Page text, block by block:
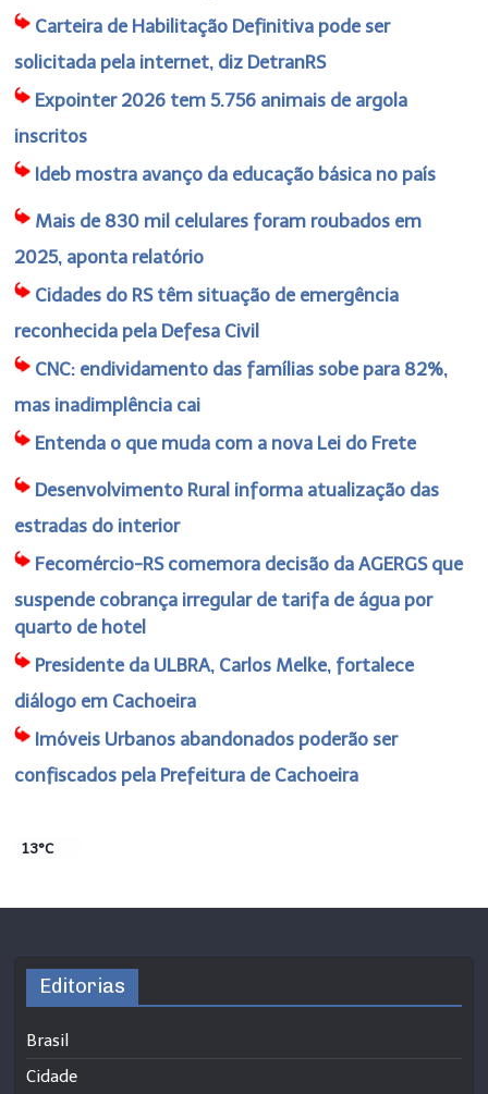
Carteira de Habilitação Definitiva pode ser
solicitada pela internet, diz DetranRS
Expointer 2026 tem 5.756 animais de argola
inscritos
Ideb mostra avanço da educação básica no país
Mais de 830 mil celulares foram roubados em
2025, aponta relatório
Cidades do RS têm situação de emergência
reconhecida pela Defesa Civil
CNC: endividamento das famílias sobe para 82%,
mas inadimplência cai
Entenda o que muda com a nova Lei do Frete
Desenvolvimento Rural informa atualização das
estradas do interior
Fecomércio-RS comemora decisão da AGERGS que
suspende cobrança irregular de tarifa de água por
quarto de hotel
Presidente da ULBRA, Carlos Melke, fortalece
diálogo em Cachoeira
Imóveis Urbanos abandonados poderão ser
confiscados pela Prefeitura de Cachoeira
13°C
Editorias
Brasil
Cidade